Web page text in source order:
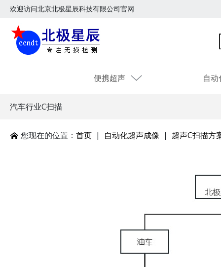
欢迎访问北京北极星辰科技有限公司官网
便携超声 自
汽车行业C扫描
您现在的位置： 首页| 自动化超声成像| 超声C扫描方